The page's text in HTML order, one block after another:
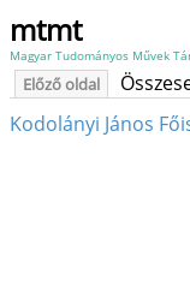
mtmt
Magyar Tudományos Művek
Előző oldal
Kodolányi János